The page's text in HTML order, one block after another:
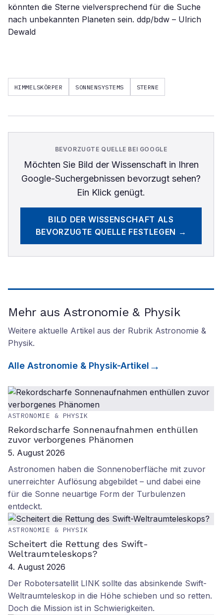
könnten die Sterne vielversprechend für die Suche
nach unbekannten Planeten sein. ddp/bdw – Ulrich
Dewald
HIMMELSKÖRPER SONNENSYSTEMS STERNE
BEVORZUGTE QUELLE BEI GOOGLE
Möchten Sie Bild der Wissenschaftin Ihren
Google-Suchergebnissen bevorzugt sehen?
Ein Klick genügt.
BILD DER WISSENSCHAFT ALS
BEVORZUGTE QUELLE FESTLEGEN →
Mehr aus Astronomie & Physik
Weitere aktuelle Artikel aus der Rubrik Astronomie &
Physik.
Alle Astronomie & Physik-Artikel
ASTRONOMIE & PHYSIK
Rekordscharfe Sonnenaufnahmen enthüllen
zuvor verborgenes Phänomen
5. August 2026
Astronomen haben die Sonnenoberfläche mit zuvor
unerreichter Auflösung abgebildet – und dabei eine
für die Sonne neuartige Form der Turbulenzen
entdeckt.
ASTRONOMIE & PHYSIK
Scheitert die Rettung des Swift-
Weltraumteleskops?
4. August 2026
Der Robotersatellit LINK sollte das absinkende Swift-
Weltraumteleskop in die Höhe schieben und so retten.
Doch die Mission ist in Schwierigkeiten.